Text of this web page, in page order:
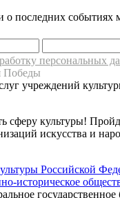
о последних событиях
персональных
Победы
учреждений
сферу культуры!
искусства и